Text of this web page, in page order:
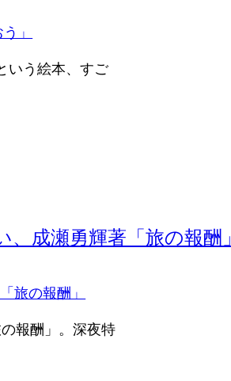
いう絵本、すご
成瀬勇輝著「旅の報酬」
報酬」。深夜特